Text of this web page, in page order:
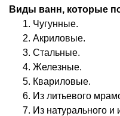
Виды ванн, которые
Чугунные.
Акриловые.
Стальные.
Железные.
Квариловые.
Из литьевого
Из натурального и